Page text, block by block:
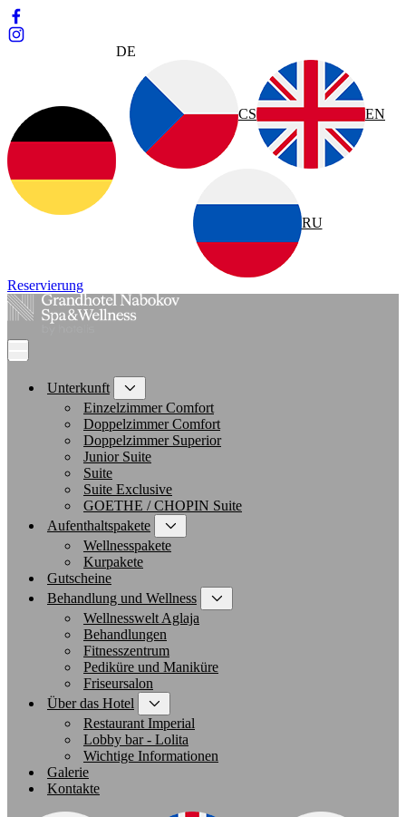
DE
CS EN
RU
Reservierung
Unterkunft
Einzelzimmer Comfort
Doppelzimmer Comfort
Doppelzimmer Superior
Junior Suite
Suite
Suite Exclusive
GOETHE / CHOPIN Suite
Aufenthaltspakete
Wellnesspakete
Kurpakete
Gutscheine
Behandlung und Wellness
Wellnesswelt Aglaja
Behandlungen
Fitnesszentrum
Pediküre und Maniküre
Friseursalon
Über das Hotel
Restaurant Imperial
Lobby bar - Lolita
Wichtige Informationen
Galerie
Kontakte